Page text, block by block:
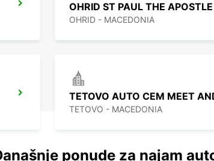
OHRID - MACEDONIA
TETOVO - MACEDONIA
ponude za najam